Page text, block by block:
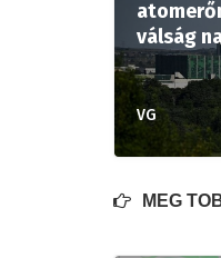
válság
VG
MÉG